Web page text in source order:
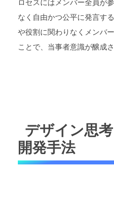
ロセスにはメンバー全員が
なく自由かつ公平に発言す
や役割に関わりなくメンバ
ことで、当事者意識が醸成さ
デザイン思
開発手法